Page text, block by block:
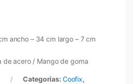
ancho – 34 cm largo – 7 cm
de acero / Mango de goma
Categorías: Coofix,